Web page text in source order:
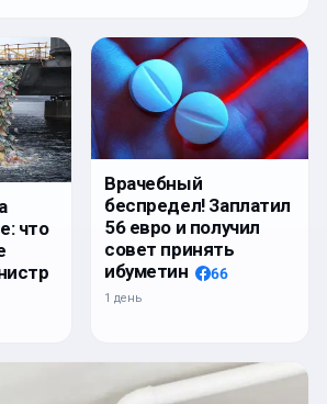
что
Врачебный
беспредел! Заплатил
56 евро и получил
совет принять
ибуметин
66
1 день